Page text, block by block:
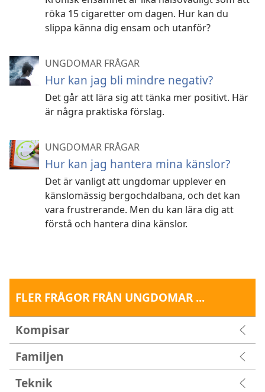
röka 15 cigaretter om dagen. Hur kan du
slippa känna dig ensam och utanför?
UNGDOMAR FRÅGAR
Hur kan jag bli mindre negativ?
Det går att lära sig att tänka mer positivt. Här
är några praktiska förslag.
UNGDOMAR FRÅGAR
Hur kan jag hantera mina känslor?
Det är vanligt att ungdomar upplever en
känslomässig bergochdalbana, och det kan
vara frustrerande. Men du kan lära dig att
förstå och hantera dina känslor.
FLER FRÅGOR FRÅN UNGDOMAR ...
Kompisar
Familjen
Teknik